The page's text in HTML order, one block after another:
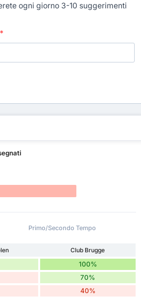
ogni giorno 3-10 suggerimenti
*
Primo/Secondo Tempo
Club Brugge
100%
70%
40%